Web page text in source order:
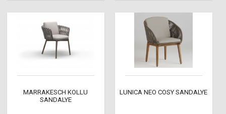
MARRAKESCH KOLLU
SANDALYE
LUNICA NEO COSY SANDALYE